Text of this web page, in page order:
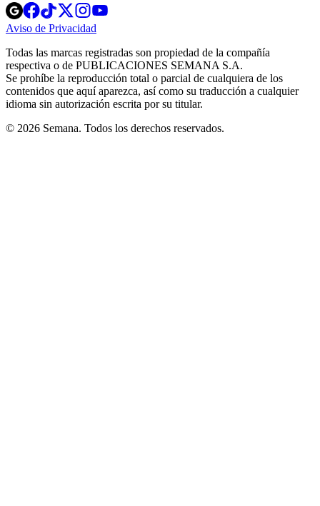
Opens
in
new
Opens
in
new
Opens
in
new
window
Opens
new
windowwindow
Aviso de Privacidad
new
window
Todas las marcas registradas son propiedad de la compañía
respectiva o de PUBLICACIONES SEMANA S.A.
Se prohíbe la reproducción total o parcial de cualquiera de los
contenidos que aquí aparezca, así como su traducción a cualquier
idioma sin autorización escrita por su titular.
© 2026 Semana. Todos los derechos reservados.